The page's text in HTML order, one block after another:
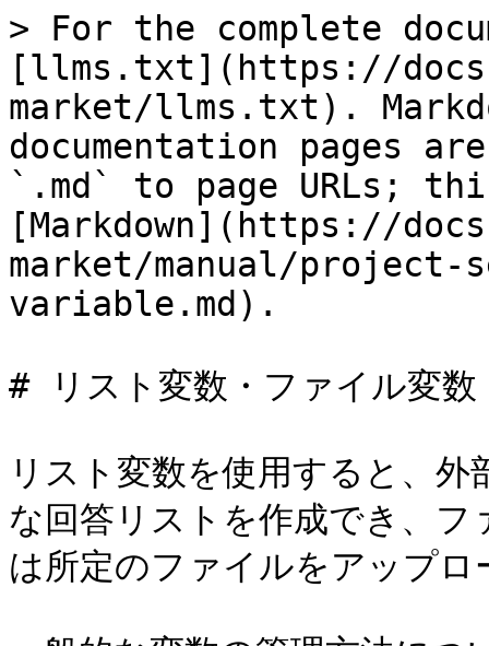
> For the complete
[llms.txt](https://
market/llms.txt).
documentation pages
`.md` to page URLs;
[Markdown](https://
market/manual/
variable.md).
# リスト変数・ファイル変数
リスト変数を使用すると、
な回答リストを作成でき、
は所定のファイルをアップ